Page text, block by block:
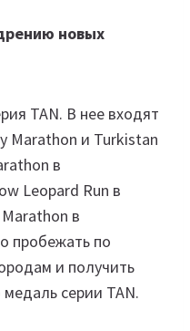
новых
TAN. В нее входят
Marathon и Turkistan
в
Leopard Run в
в
пробежать по
и получить
серии TAN.